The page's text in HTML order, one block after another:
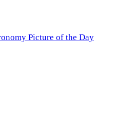
Picture of the Day